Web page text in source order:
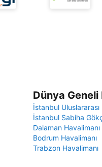
Dünya Geneli
İstanbul Uluslararası
İstanbul Sabiha
Dalaman Havalimanı
Bodrum Havalimanı
Trabzon Havalimanı